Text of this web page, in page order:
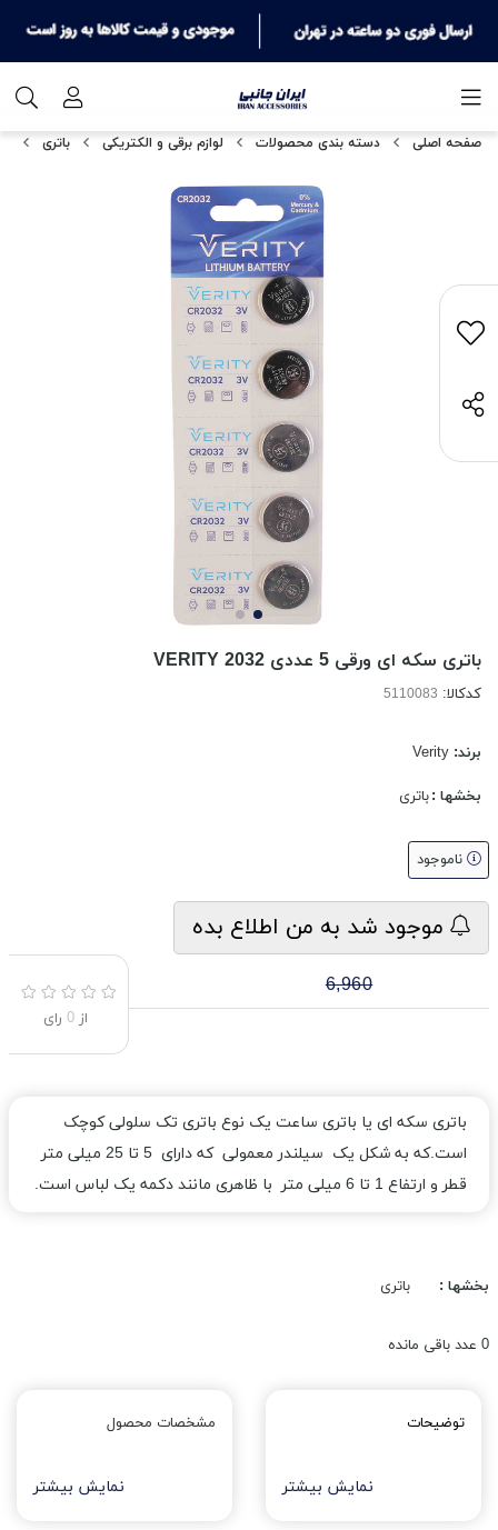
صفحه اصلی دسته بندی محصولات لوازم برقی و الکتریکی باتری
باتری سکه ای ورقی 5 عددی VERITY 2032
کدکالا:
برند: Verity
بخشها :باتری
ناموجود
موجود شد به من اطلاع بده
6,960
از 0 رای
باتری سکه ای یا باتری ساعت یک نوع باتری تک سلولی کوچک
است.که به شکل یک سیلندر معمولی که دارای 5 تا 25 میلی متر
قطر و ارتفاع 1 تا 6 میلی متر با ظاهری مانند دکمه یک لباس است.
بخشها : باتری
0 عدد باقی مانده
توضیحات
نمایش بیشتر
مشخصات محصول
نمایش بیشتر